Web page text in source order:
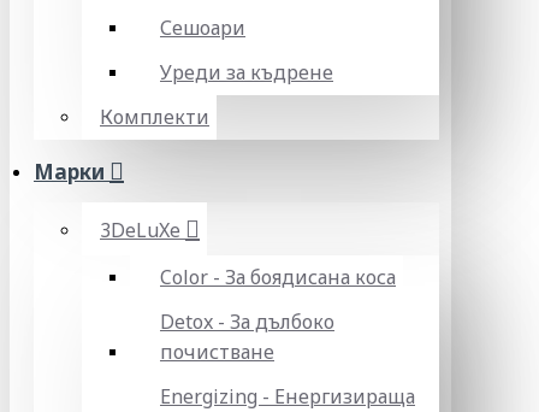
Сешоари
Уреди за къдрене
Комплекти
Марки
3DeLuXe
Color - За боядисана коса
Detox - За дълбоко
почистване
Energizing - Енергизираща